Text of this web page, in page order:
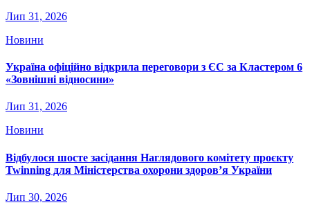
Лип 31, 2026
Новини
Україна офіційно відкрила переговори з ЄС за Кластером 6
«Зовнішні відносини»
Лип 31, 2026
Новини
Відбулося шосте засідання Наглядового комітету проєкту
Twinning для Міністерства охорони здоров’я України
Лип 30, 2026